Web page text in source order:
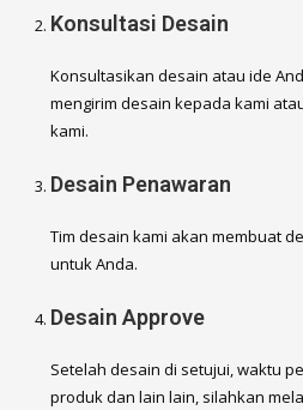
Konsultasi Desain
Konsultasikan desain atau ide
mengirim desain kepada kami
kami.
Desain Penawaran
Tim desain kami akan membuat
untuk Anda.
Desain Approve
Setelah desain di setujui, waktu
produk dan lain lain, silahkan